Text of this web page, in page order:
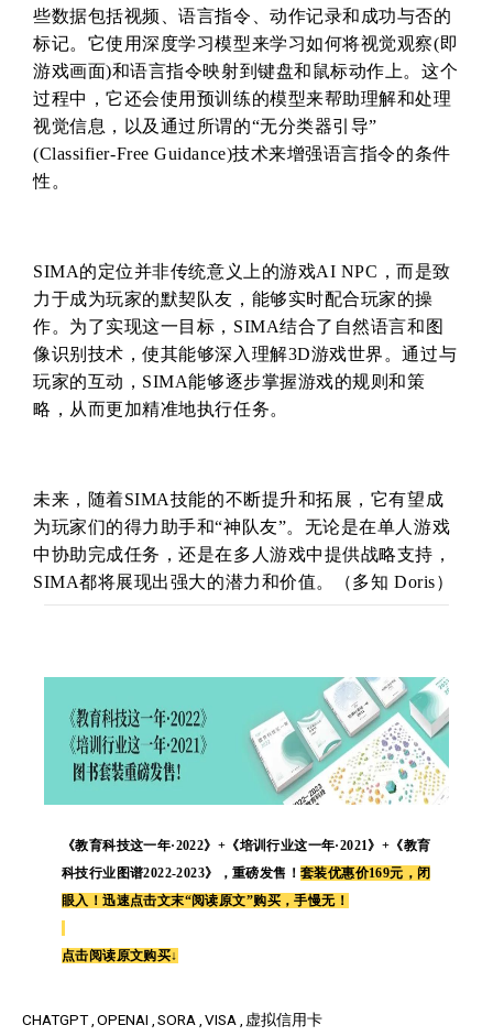
些数据包括视频、语言指令、动作记录和成功与否的
标记。它使用深度学习模型来学习如何将视觉观察(即
游戏画面)和语言指令映射到键盘和鼠标动作上。这个
过程中，它还会使用预训练的模型来帮助理解和处理
视觉信息，以及通过所谓的“无分类器引导”
(Classifier-Free Guidance)技术来增强语言指令的条件
性。
SIMA的定位并非传统意义上的游戏AI NPC，而是致
力于成为玩家的默契队友，能够实时配合玩家的操
作。为了实现这一目标，SIMA结合了自然语言和图
像识别技术，使其能够深入理解3D游戏世界。通过与
玩家的互动，SIMA能够逐步掌握游戏的规则和策
略，从而更加精准地执行任务。
未来，随着SIMA技能的不断提升和拓展，它有望成
为玩家们的得力助手和“神队友”。无论是在单人游戏
中协助完成任务，还是在多人游戏中提供战略支持，
SIMA都将展现出强大的潜力和价值。
（多知 Doris）
《教育科技这一年·2022》+ 《培训行业这一年·2021》+《教育
科技行业图谱2022-2023》，重磅发售！ 套装优惠价169元，闭
眼入！迅速点击文末“阅读原文”购买，手慢无！
点击阅读原文购买↓
CHATGPT OPENAI SORA VISA 虚拟信用卡